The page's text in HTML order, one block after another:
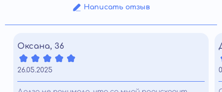
Написать отзыв
Оксана, 36
26.05.2025